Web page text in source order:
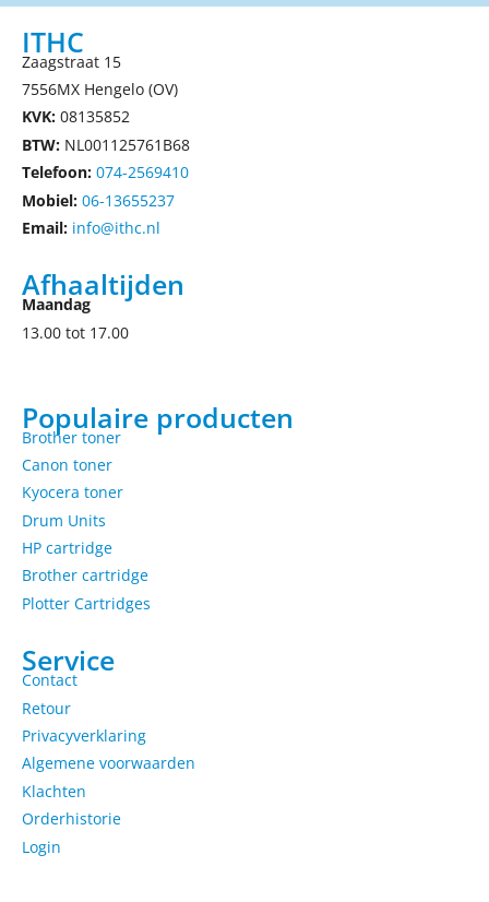
ITHC
Zaagstraat 15
7556MX Hengelo (OV)
KVK: 08135852
BTW: NL001125761B68
Telefoon: 074-2569410
Mobiel: 06-13655237
Email: info@ithc.nl
Afhaaltijden
Maandag
13.00 tot 17.00
Populaire producten
Brother toner
Canon toner
Kyocera toner
Drum Units
HP cartridge
Brother cartridge
Plotter Cartridges
Service
Contact
Retour
Privacyverklaring
Algemene voorwaarden
Klachten
Orderhistorie
Login